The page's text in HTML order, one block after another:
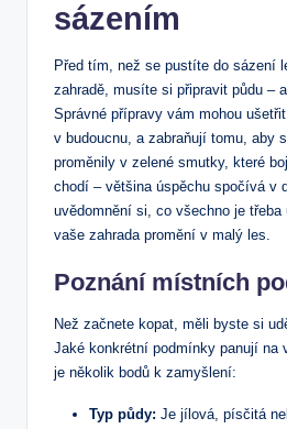
sázením
Před tím, než se pustíte do sázení
zahradě, musíte si připravit půdu –
Správné přípravy vám mohou
v budoucnu, a zabraňují tomu, aby
proměnily v zelené smutky, které
chodí – většina úspěchu spočívá v
uvědomnění si, co všechno je
vaše zahrada promění v malý les.
Poznání místních
Než začnete kopat, měli byste si
Jaké konkrétní podmínky panují na
je několik bodů k zamyšlení:
Typ půdy: Je jílová, písčitá